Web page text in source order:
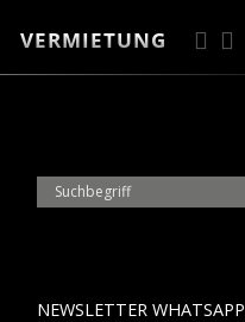
VERMIETUNG
NEWSLETTER WHATSAPP